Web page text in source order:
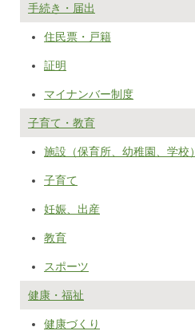
手続き・届出
住民票・戸籍
証明
マイナンバー制度
子育て・教育
施設（保育所、幼稚園、学校）
子育て
妊娠、出産
教育
スポーツ
健康・福祉
健康づくり